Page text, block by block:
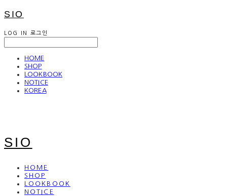
SIO
LOG IN 로그인
HOME
SHOP
LOOKBOOK
NOTICE
KOREA
SIO
HOME
SHOP
LOOKBOOK
NOTICE